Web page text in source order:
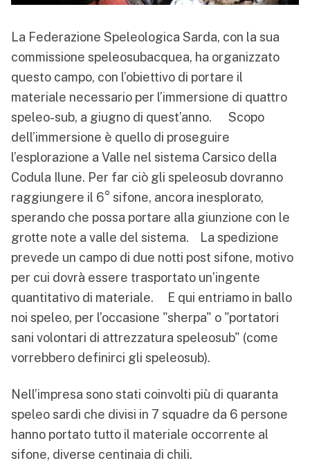
La Federazione Speleologica Sarda, con la sua
commissione speleosubacquea, ha organizzato
questo campo, con l’obiettivo di portare il
materiale necessario per l’immersione di quattro
speleo-sub, a giugno di quest’anno. Scopo
dell’immersione è quello di proseguire
l’esplorazione a Valle nel sistema Carsico della
Codula Ilune. Per far ciò gli speleosub dovranno
raggiungere il 6° sifone, ancora inesplorato,
sperando che possa portare alla giunzione con le
grotte note a valle del sistema. La spedizione
prevede un campo di due notti post sifone, motivo
per cui dovrà essere trasportato un’ingente
quantitativo di materiale. E qui entriamo in ballo
noi speleo, per l’occasione "sherpa" o "portatori
sani volontari di attrezzatura speleosub" (come
vorrebbero definirci gli speleosub).
Nell’impresa sono stati coinvolti più di quaranta
speleo sardi che divisi in 7 squadre da 6 persone
hanno portato tutto il materiale occorrente al
sifone, diverse centinaia di chili.